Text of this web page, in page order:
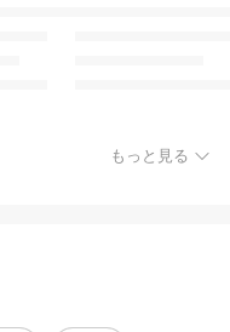
もっと見る